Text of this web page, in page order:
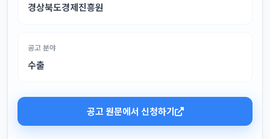
경상북도경제진흥원
공고 분야
수출
공고 원문에서 신청하기